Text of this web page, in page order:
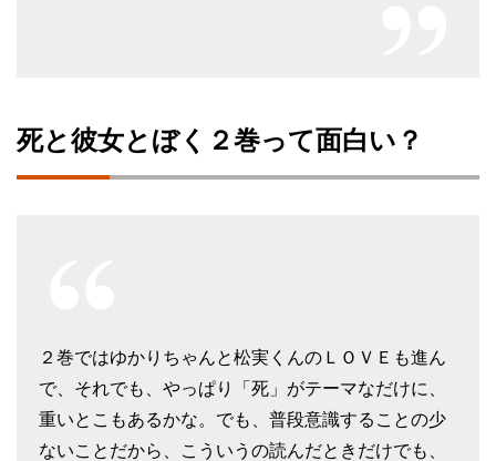
死と彼女とぼく２巻って面白い？
２巻ではゆかりちゃんと松実くんのＬＯＶＥも進ん
で、それでも、やっぱり「死」がテーマなだけに、
重いとこもあるかな。でも、普段意識することの少
ないことだから、こういうの読んだときだけでも、